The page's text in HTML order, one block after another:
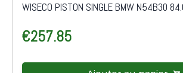
WISECO PISTON SINGLE BMW N54B30
€257.85